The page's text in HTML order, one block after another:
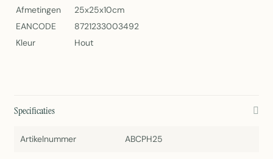
Afmetingen
25x25x10cm
EANCODE
8721233003492
Kleur
Hout
Specificaties
Artikelnummer ABCPH25